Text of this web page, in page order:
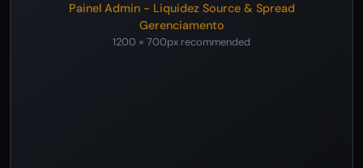
Painel Admin - Liquidez Source & Spread
Gerenciamento
1200 × 700px recommended